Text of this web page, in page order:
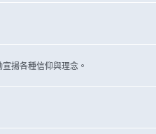
揚各種信仰與理念。